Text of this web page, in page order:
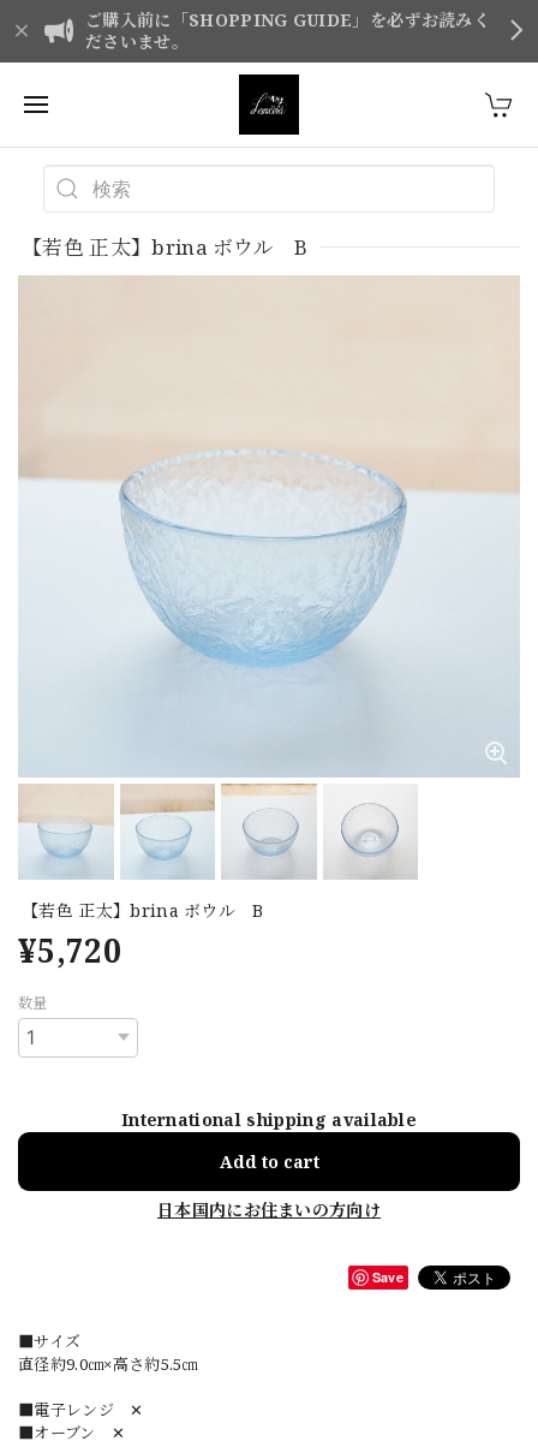
ご購入前に「SHOPPING GUIDE」を必ずお読みく
ださいませ。
【若色 正太】brina ボウル B
【若色 正太】brina ボウル B
¥5,720
数量
International shipping available
Add to cart
日本国内にお住まいの方向け
Save
■サイズ
直径約9.0㎝×高さ約5.5㎝
■電子レンジ ✕
■オーブン ✕